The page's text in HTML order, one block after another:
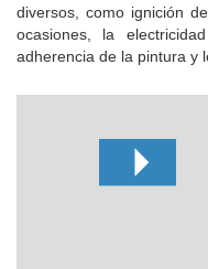
diversos, como ignición
ocasiones, la
adherencia de la pintura y